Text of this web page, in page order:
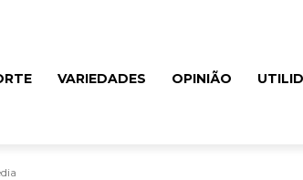
VARIEDADES OPINIÃO